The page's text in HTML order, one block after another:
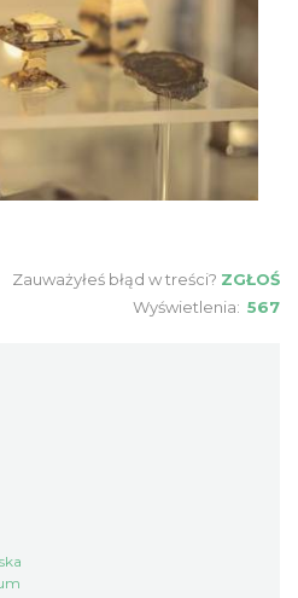
Zauważyłeś błąd w treści? ZGŁOŚ
Wyświetlenia: 567